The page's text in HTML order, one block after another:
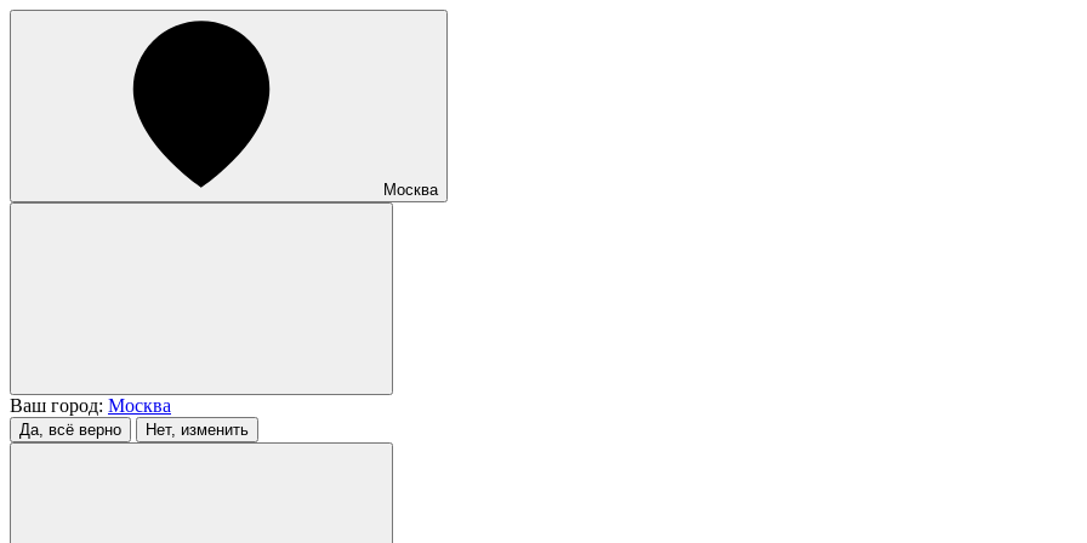
Москва
Ваш город: Москва
Да, всё верно Нет, изменить